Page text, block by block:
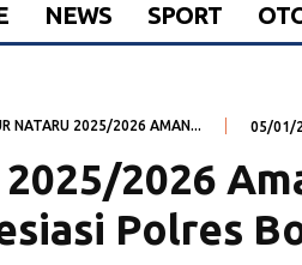
NEWS SPORT
NATARU 2025/2026 AMAN... 05/01/
2026
Polres